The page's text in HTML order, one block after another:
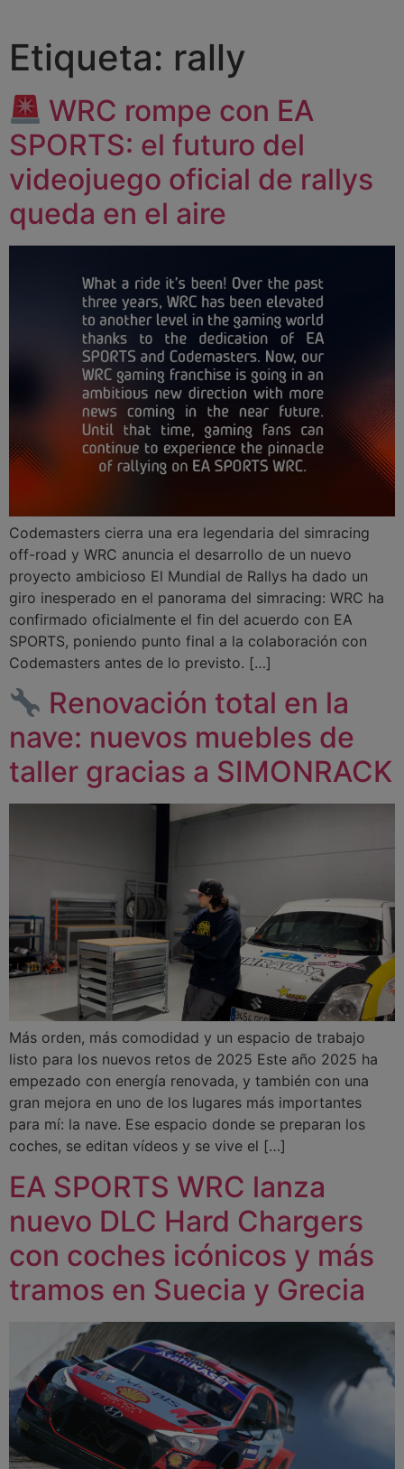
Etiqueta: rally
WRC rompe con EA
SPORTS: el futuro del
videojuego oficial de rallys
queda en el aire
Codemasters cierra una era legendaria del simracing
off-road y WRC anuncia el desarrollo de un nuevo
proyecto ambicioso El Mundial de Rallys ha dado un
giro inesperado en el panorama del simracing: WRC ha
confirmado oficialmente el fin del acuerdo con EA
SPORTS, poniendo punto final a la colaboración con
Codemasters antes de lo previsto. […]
Renovación total en la
nave: nuevos muebles de
taller gracias a SIMONRACK
Más orden, más comodidad y un espacio de trabajo
listo para los nuevos retos de 2025 Este año 2025 ha
empezado con energía renovada, y también con una
gran mejora en uno de los lugares más importantes
para mí: la nave. Ese espacio donde se preparan los
coches, se editan vídeos y se vive el […]
EA SPORTS WRC lanza
nuevo DLC Hard Chargers
con coches icónicos y más
tramos en Suecia y Grecia